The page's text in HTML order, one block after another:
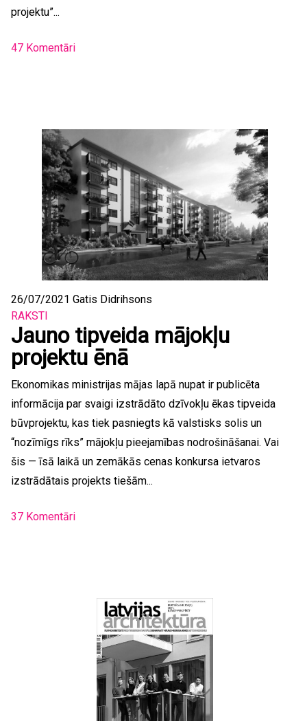
projektu”...
47 Komentāri
26/07/2021 Gatis Didrihsons
RAKSTI
Jauno tipveida mājokļu
projektu ēnā
Ekonomikas ministrijas mājas lapā nupat ir publicēta
informācija par svaigi izstrādāto dzīvokļu ēkas tipveida
būvprojektu, kas tiek pasniegts kā valstisks solis un
“nozīmīgs rīks” mājokļu pieejamības nodrošināšanai. Vai
šis — īsā laikā un zemākās cenas konkursa ietvaros
izstrādātais projekts tiešām...
37 Komentāri